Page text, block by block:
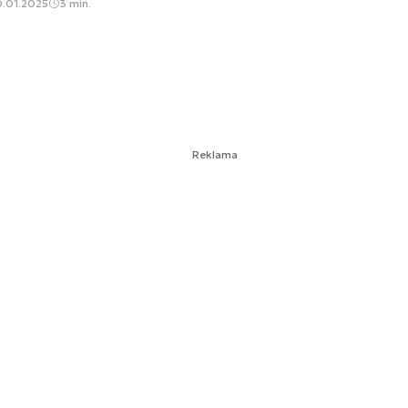
3 min.
Reklama